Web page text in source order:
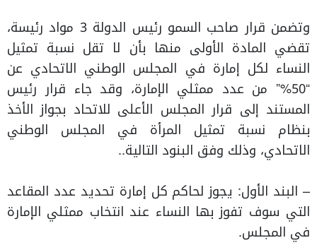
وتضمن قرار صاحب السمو رئيس الدولة 3 مواد رئيسة،
تقضي المادة الأولى منها بأن لا تقل نسبة تمثيل
النساء لكل إمارة في المجلس الوطني الاتحادي عن
“50%” من عدد ممثلي الإمارة، وقد جاء قرار رئيس
المستند إلى قرار المجلس الأعلى للاتحاد بجواز الأخذ
بنظام نسبة تمثيل المرأة في المجلس الوطني
الاتحادي، وذلك وفق البنود التالية..
– البند الأول: يجوز لحاكم كل إمارة تحديد عدد المقاعد
التي سوف تفوز بها النساء عند انتخاب ممثلي الإمارة
في المجلس.